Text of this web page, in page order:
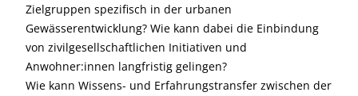
Zielgruppen spezifisch in der urbanen
Gewässerentwicklung? Wie kann dabei die Einbindung
von zivilgesellschaftlichen Initiativen und
Anwohner:innen langfristig gelingen?
Wie kann Wissens- und Erfahrungstransfer zwischen der